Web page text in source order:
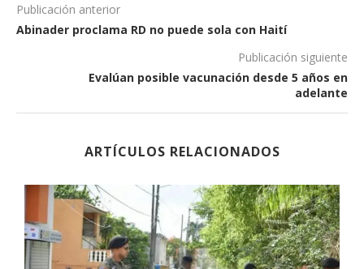
Publicación anterior
Abinader proclama RD no puede sola con Haití
Publicación siguiente
Evalúan posible vacunación desde 5 años en
adelante
ARTÍCULOS RELACIONADOS